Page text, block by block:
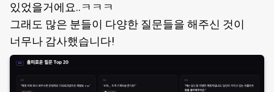
있었을거에요..ㅋㅋㅋ
그래도 많은 분들이 다양한 질문들을 해주신 것이
너무나 감사했습니다!